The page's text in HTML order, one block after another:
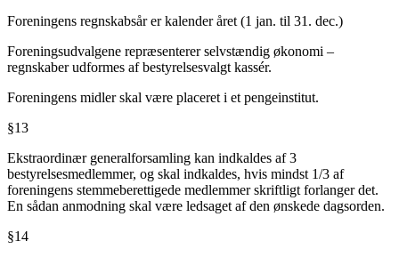
Foreningens regnskabsår er kalender året (1 jan. til 31. dec.)
Foreningsudvalgene repræsenterer selvstændig økonomi –
regnskaber udformes af bestyrelsesvalgt kassér.
Foreningens midler skal være placeret i et pengeinstitut.
§13
Ekstraordinær generalforsamling kan indkaldes af 3
bestyrelsesmedlemmer, og skal indkaldes, hvis mindst 1/3 af
foreningens stemmeberettigede medlemmer skriftligt forlanger det.
En sådan anmodning skal være ledsaget af den ønskede dagsorden.
§14